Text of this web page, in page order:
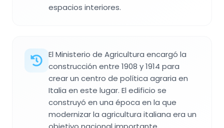
espacios interiores.
El Ministerio de Agricultura encargó la
construcción entre 1908 y 1914 para
crear un centro de política agraria en
Italia en este lugar. El edificio se
construyó en una época en la que
modernizar la agricultura italiana era un